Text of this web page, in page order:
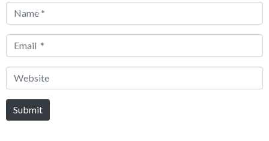
Name
Email
Website
Submit